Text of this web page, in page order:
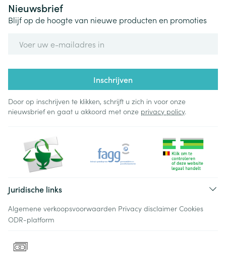
Nieuwsbrief
Blijf op de hoogte van nieuwe producten en promoties
Inschrijven
Door op inschrijven te klikken, schrijft u zich in voor onze
nieuwsbrief en gaat u akkoord met onze privacy policy.
Juridische links
Algemene verkoopsvoorwaarden Privacy disclaimer Cookies
ODR-platform